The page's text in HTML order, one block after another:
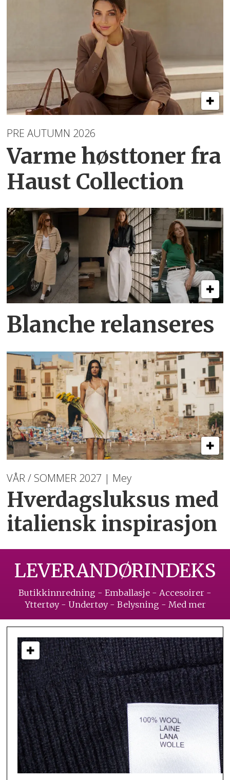
PRE AUTUMN 2026
Varme høsttoner fra
Haust Collection
Blanche relanseres
VÅR / SOMMER 2027 | Mey
Hverdagsluksus med
italiensk inspirasjon
LEVERANDØRINDEKS
Butikkinnredning - Emballasje - Accesoirer -
Yttertøy - Undertøy - Belysning - Med mer